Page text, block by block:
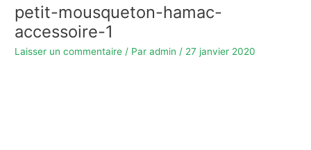
petit-mousqueton-hamac-
accessoire-1
Laisser un commentaire / Paradmin / 27 janvier 2020